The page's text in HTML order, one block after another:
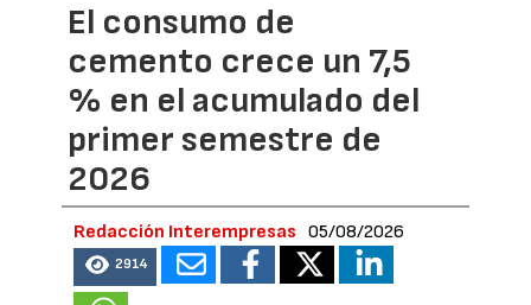
El consumo de
cemento crece un 7,5
% en el acumulado del
primer semestre de
2026
Redacción Interempresas 05/08/2026
2914